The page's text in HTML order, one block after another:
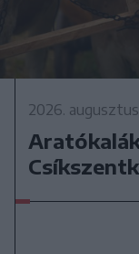
2026.